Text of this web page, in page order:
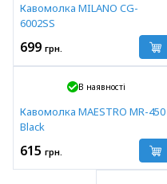
Кавомолка MILANO CG-
6002SS
699 грн.
В наявності
Кавомолка MAESTRO MR-450
Black
615 грн.